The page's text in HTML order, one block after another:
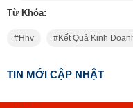
Từ Khóa:
Hhv Kết Quả Kinh
TIN MỚI CẬP NHẬT